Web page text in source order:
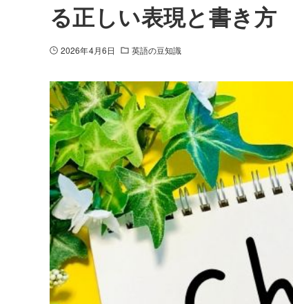
る正しい表現と書き方
2026年4月6日 英語の豆知識